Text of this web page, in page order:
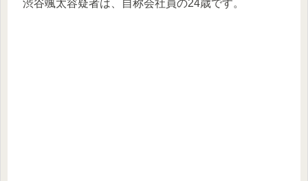
渋谷颯太容疑者は、自称会社員の24歳です。